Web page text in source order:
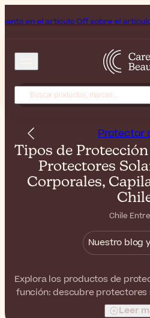
Off sobre el artículo Bioderma, la
Protector
Tipos de
Protectores
Corporales,
Chile
Nuestro blog
Explora los productos de
función: descubre protectores
cuerpo, los labios y el
Leer